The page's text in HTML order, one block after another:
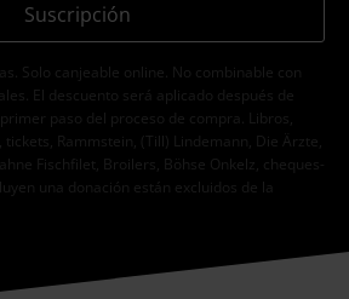
Suscripción
Solo canjeable online. No combinable con
El descuento será aplicado después de
paso del proceso de compra. Libros,
tickets, Rammstein, (Till) Lindemann, Die Ärzte,
Fischfilet, Broilers, Böhse Onkelz, cheques-
una donación están excluidos de la